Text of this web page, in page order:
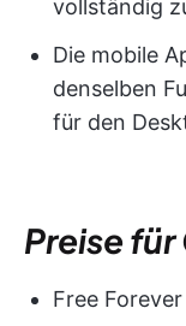
vollständig
Die mobile
denselben
für den
Preise
Free Forever